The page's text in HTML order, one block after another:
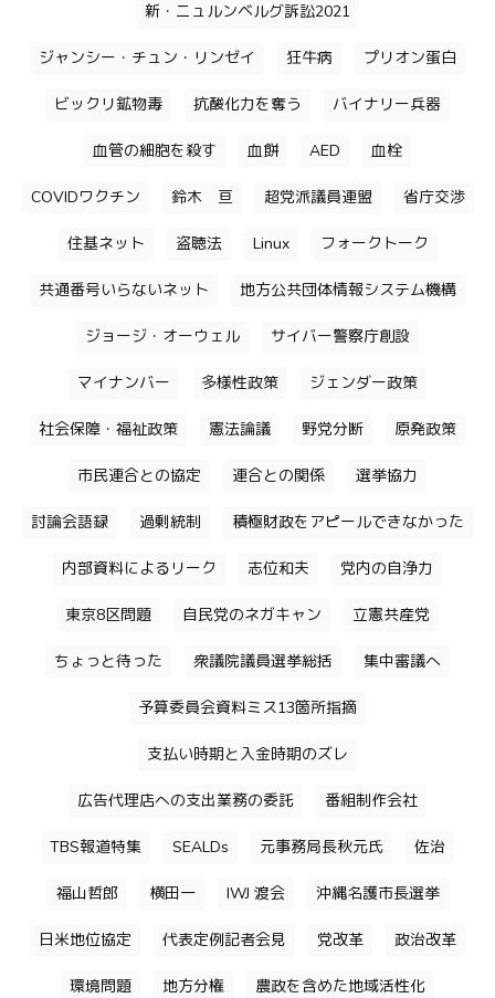
新・ニュルンベルグ訴訟2021
ジャンシー・チュン・リンゼイ 狂牛病 プリオン蛋白
ビックリ鉱物毒 抗酸化力を奪う バイナリー兵器
血管の細胞を殺す 血餅 AED 血栓
COVIDワクチン 鈴木 亘 超党派議員連盟 省庁交渉
住基ネット 盗聴法 Linux フォークトーク
共通番号いらないネット 地方公共団体情報システム機構
ジョージ・オーウェル サイバー警察庁創設
マイナンバー 多様性政策 ジェンダー政策
社会保障・福祉政策 憲法論議 野党分断 原発政策
市民連合との協定 連合との関係 選挙協力
討論会語録 過剰統制 積極財政をアピールできなかった
内部資料によるリーク 志位和夫 党内の自浄力
東京8区問題 自民党のネガキャン 立憲共産党
ちょっと待った 衆議院議員選挙総括 集中審議へ
予算委員会資料ミス13箇所指摘
支払い時期と入金時期のズレ
広告代理店への支出業務の委託 番組制作会社
TBS報道特集 SEALDs 元事務局長秋元氏 佐治
福山哲郎 横田一 IWJ 渡会 沖縄名護市長選挙
日米地位協定 代表定例記者会見 党改革 政治改革
環境問題 地方分権 農政を含めた地域活性化